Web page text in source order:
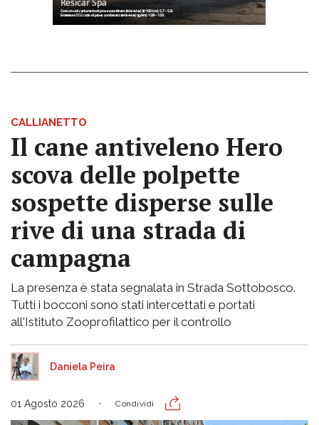
CALLIANETTO
Il cane antiveleno Hero
scova delle polpette
sospette disperse sulle
rive di una strada di
campagna
La presenza è stata segnalata in Strada Sottobosco.
Tutti i bocconi sono stati intercettati e portati
all'Istituto Zooprofilattico per il controllo
Daniela Peira
01 Agosto 2026 Condividi